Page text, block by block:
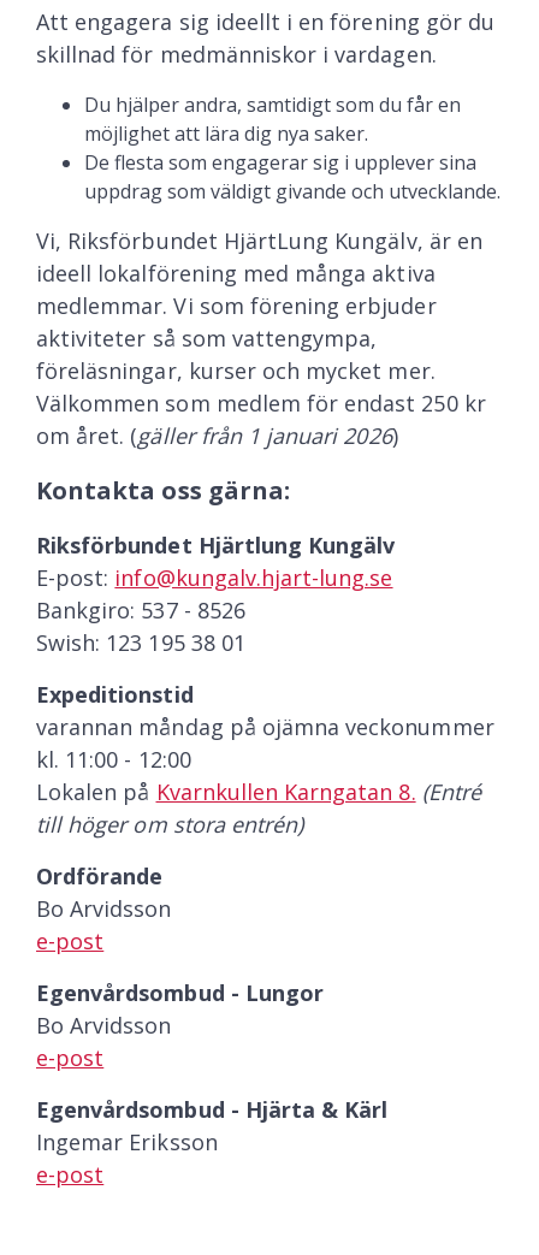
Att engagera sig ideellt i en förening gör du
skillnad för medmänniskor i vardagen.
Du hjälper andra, samtidigt som du får en
möjlighet att lära dig nya saker.
De flesta som engagerar sig i upplever sina
uppdrag som väldigt givande och utvecklande.
Vi, Riksförbundet HjärtLung Kungälv, är en
ideell lokalförening med många aktiva
medlemmar. Vi som förening erbjuder
aktiviteter så som vattengympa,
föreläsningar, kurser och mycket mer.
Välkommen som medlem för endast 250 kr
om året. (gäller från 1 januari 2026)
Kontakta oss gärna:
Riksförbundet Hjärtlung Kungälv
E-post: info@kungalv.hjart-lung.se
Bankgiro: 537 - 8526
Swish: 123 195 38 01
Expeditionstid
varannan måndag på ojämna veckonummer
kl. 11:00 - 12:00
Lokalen på Kvarnkullen Karngatan 8. (Entré
till höger om stora entrén)
Ordförande
Bo Arvidsson
e-post
Egenvårdsombud - Lungor
Bo Arvidsson
e-post
Egenvårdsombud - Hjärta & Kärl
Ingemar Eriksson
e-post